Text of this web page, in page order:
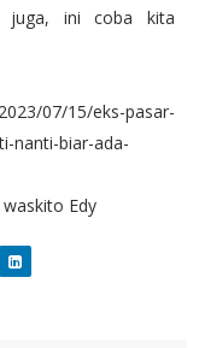
juga, ini coba kita
07/15/eks-pasar-
nanti-biar-ada-
Edy